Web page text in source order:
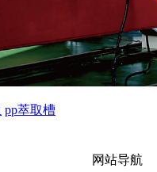
pp萃取槽
网站导航